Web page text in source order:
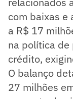
com baixas e
a R$ 17
na política de
crédito,
O balanço
27 milhões